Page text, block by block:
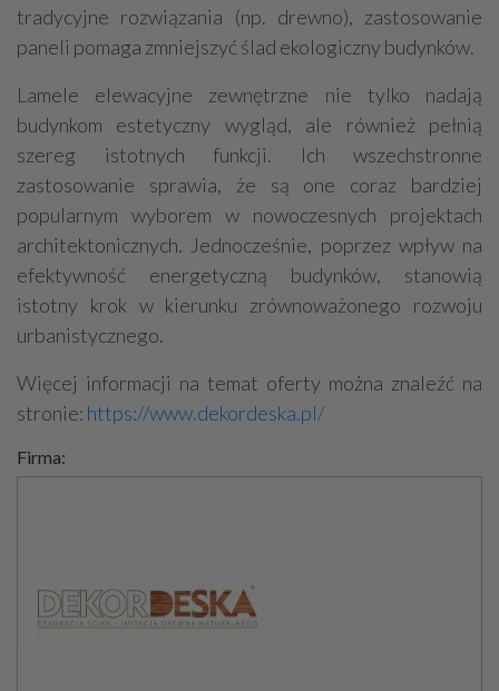
tradycyjne rozwiązania (np. drewno), zastosowanie
paneli pomaga zmniejszyć ślad ekologiczny budynków.
Lamele elewacyjne zewnętrzne nie tylko nadają
budynkom estetyczny wygląd, ale również pełnią
szereg istotnych funkcji. Ich wszechstronne
zastosowanie sprawia, że są one coraz bardziej
popularnym wyborem w nowoczesnych projektach
architektonicznych. Jednocześnie, poprzez wpływ na
efektywność energetyczną budynków, stanowią
istotny krok w kierunku zrównoważonego rozwoju
urbanistycznego.
Więcej informacji na temat oferty można znaleźć na
stronie: https://www.dekordeska.pl/
Firma: